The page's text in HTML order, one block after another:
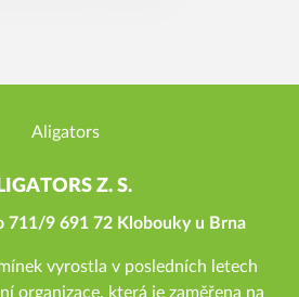
Z. S.
711/9 691 72 Klobouky u Brna
vyrostla v posledních letech
organizace, která je zaměřena na